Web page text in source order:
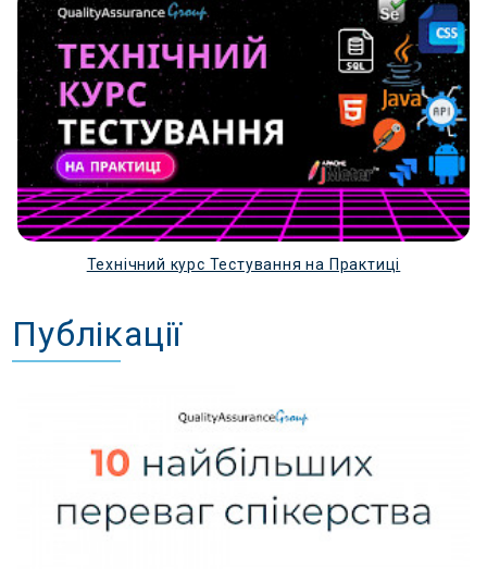
Соціальні мережі (ФБ, Інстаграм) добавляєте лише,
якщо вони носять професійний характер. Якщо це
особисті фото та пости - вони не несуть цікавості
рекрутеру.
НЕ ПИШЕМО
: вік, дату народження, сімейний стан,
національність, релігію тощо.
ПРО СЕБЕ \ SUMMARY
Цей розділ у резюме не є обов'язковий, проте
цікавіше та повніше резюме, тим більше шансів
Це розділ - коротка презентація вас як спеціаліста. Це
те, що рекрутер прочитає обов’язково, тому саме у
професійних цілях, якостях, досягненнях.
Саме у цьому розділі можна розкрити себе як
запропонувати компанії та які ваші очікування від
роботи з командою.
Технічний курс Тестування на Практиці
Публікації